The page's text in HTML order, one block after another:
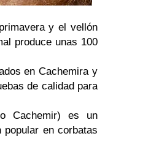
y el vellón
produce unas 100
en Cachemira y
de calidad para
Cachemir) es un
en corbatas